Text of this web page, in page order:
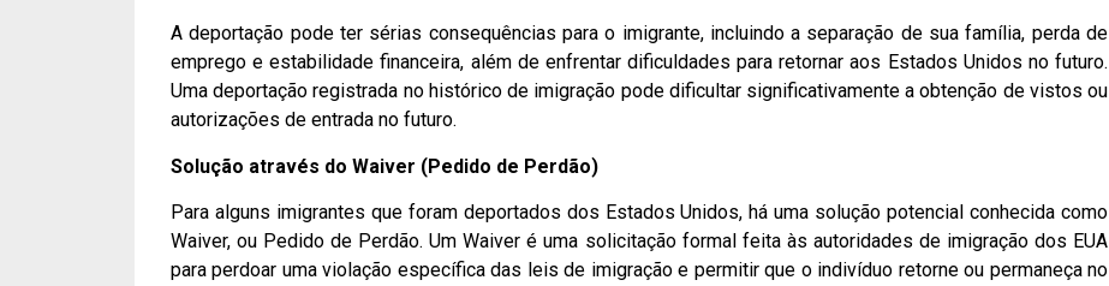
A deportação pode ter sérias consequências para o imigrante, incluindo a separação de sua família, perda de
emprego e estabilidade financeira, além de enfrentar dificuldades para retornar aos Estados Unidos no futuro.
Uma deportação registrada no histórico de imigração pode dificultar significativamente a obtenção de vistos ou
autorizações de entrada no futuro.
Solução através do Waiver (Pedido de Perdão)
Para alguns imigrantes que foram deportados dos Estados Unidos, há uma solução potencial conhecida como
Waiver, ou Pedido de Perdão. Um Waiver é uma solicitação formal feita às autoridades de imigração dos EUA
para perdoar uma violação específica das leis de imigração e permitir que o indivíduo retorne ou permaneça no